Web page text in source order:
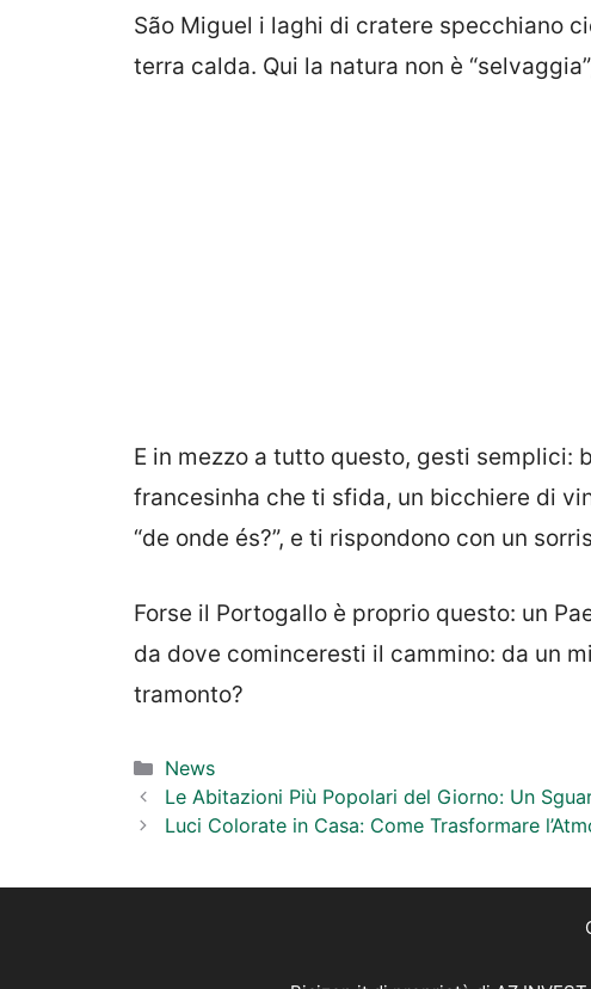
São Miguel i laghi di cratere specchiano
terra calda. Qui la natura non è
E in mezzo a tutto questo, gesti semplici:
francesinha che ti sfida, un bicchiere di
“de onde és?”, e ti rispondono con un
Forse il Portogallo è proprio questo: un
da dove cominceresti il cammino: da un
tramonto?
Categorie
News
Le Abitazioni Più Popolari del Giorno: Un
Luci Colorate in Casa: Come Trasformare